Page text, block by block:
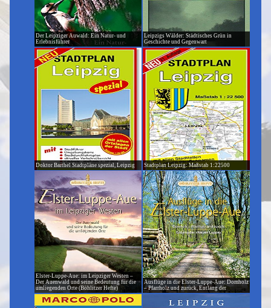
Der Leipziger Auwald: Ein Natur- und
Erlebnisführer
Leipzigs Wälder: Städtisches Grün in
Geschichte und Gegenwart
Doktor Barthel Stadtpläne spezial, Leipzig Stadtplan Leipzig: Maßstab 1:22500
Elster-Luppe-Aue: im Leipziger Westen –
Der Auenwald und seine Bedeutung für die
umliegenden Orte (Böhlitzer Hefte)
Ausflüge in die Elster-Luppe-Aue: Domholz
– Pfarrholz und zurück, Entlang der